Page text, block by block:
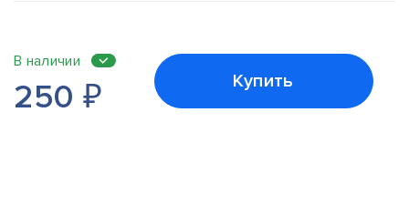
В наличии
250 ₽ Купить